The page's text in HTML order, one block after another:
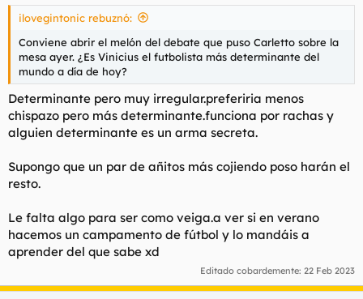
ilovegintonic rebuznó:
Conviene abrir el melón del debate que puso Carletto sobre la
mesa ayer. ¿Es Vinicius el futbolista más determinante del
mundo a día de hoy?
Determinante pero muy irregular.preferiria menos
chispazo pero más determinante.funciona por rachas y
alguien determinante es un arma secreta.
Supongo que un par de añitos más cojiendo poso harán el
resto.
Le falta algo para ser como veiga.a ver si en verano
hacemos un campamento de fútbol y lo mandáis a
aprender del que sabe xd
Editado cobardemente: 22 Feb 2023